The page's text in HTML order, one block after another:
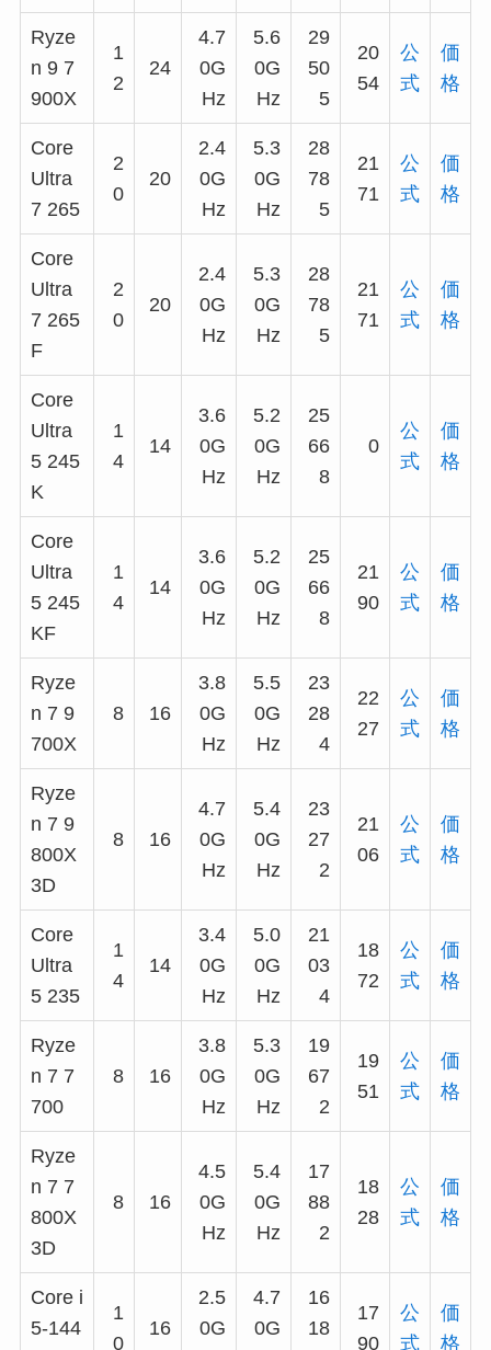
Ryze
n 9 7
900X
1
2
24
4.7
0G
Hz
5.6
0G
Hz
29
50
5
20
54
公
式
価
格
Core
Ultra
7 265
2
0
20
2.4
0G
Hz
5.3
0G
Hz
28
78
5
21
71
公
式
価
格
Core
Ultra
7 265
F
2
0
20
2.4
0G
Hz
5.3
0G
Hz
28
78
5
21
71
公
式
価
格
Core
Ultra
5 245
K
1
4
14
3.6
0G
Hz
5.2
0G
Hz
25
66
8
0
公
式
価
格
Core
Ultra
5 245
KF
1
4
14
3.6
0G
Hz
5.2
0G
Hz
25
66
8
21
90
公
式
価
格
Ryze
n 7 9
700X
8 16
3.8
0G
Hz
5.5
0G
Hz
23
28
4
22
27
公
式
価
格
Ryze
n 7 9
800X
3D
8 16
4.7
0G
Hz
5.4
0G
Hz
23
27
2
21
06
公
式
価
格
Core
Ultra
5 235
1
4
14
3.4
0G
Hz
5.0
0G
Hz
21
03
4
18
72
公
式
価
格
Ryze
n 7 7
700
8 16
3.8
0G
Hz
5.3
0G
Hz
19
67
2
19
51
公
式
価
格
Ryze
n 7 7
800X
3D
8 16
4.5
0G
Hz
5.4
0G
Hz
17
88
2
18
28
公
式
価
格
Core i
5-144
1
0
16
2.5
0G
4.7
0G
16
18
17
90
公
式
価
格